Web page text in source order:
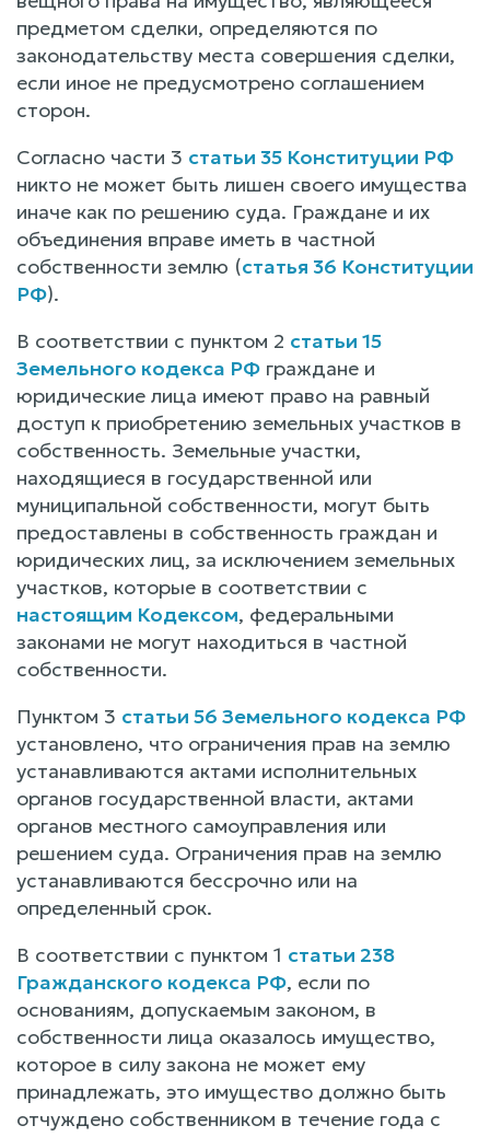
предметом сделки, определяются по
законодательству места совершения сделки,
если иное не предусмотрено соглашением
сторон.
Согласно части 3 статьи 35 Конституции РФ
никто не может быть лишен своего имущества
иначе как по решению суда. Граждане и их
объединения вправе иметь в частной
собственности землю (статья 36 Конституции
РФ).
В соответствии с пунктом 2 статьи 15
Земельного кодекса РФ граждане и
юридические лица имеют право на равный
доступ к приобретению земельных участков в
собственность. Земельные участки,
находящиеся в государственной или
муниципальной собственности, могут быть
предоставлены в собственность граждан и
юридических лиц, за исключением земельных
участков, которые в соответствии с
настоящим Кодексом, федеральными
законами не могут находиться в частной
собственности.
Пунктом 3 статьи 56 Земельного кодекса РФ
установлено, что ограничения прав на землю
устанавливаются актами исполнительных
органов государственной власти, актами
органов местного самоуправления или
решением суда. Ограничения прав на землю
устанавливаются бессрочно или на
определенный срок.
В соответствии с пунктом 1 статьи 238
Гражданского кодекса РФ, если по
основаниям, допускаемым законом, в
собственности лица оказалось имущество,
которое в силу закона не может ему
принадлежать, это имущество должно быть
отчуждено собственником в течение года с